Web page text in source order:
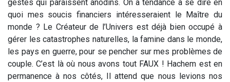
gestes qui paraissent anodins. On a tendance à se dire en
quoi mes soucis financiers intéresseraient le Maître du
monde ? Le Créateur de l’Univers est déjà bien occupé à
gérer les catastrophes naturelles, la famine dans le monde,
les pays en guerre, pour se pencher sur mes problèmes de
couple. C’est là où nous avons tout FAUX ! Hachem est en
permanence à nos côtés, Il attend que nous levions nos